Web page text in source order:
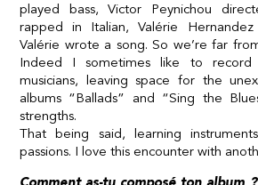
played bass, Victor Peynichou
rapped in Italian, Valérie
Valérie wrote a song. So we’re far
Indeed I sometimes like to record
musicians, leaving space for the
albums “Ballads” and “Sing the
strengths.
That being said, learning
passions. I love this encounter with